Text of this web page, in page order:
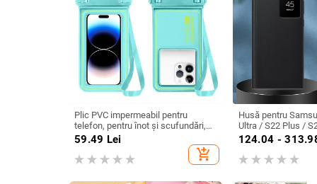
Plic PVC impermeabil pentru
telefon, pentru înot și scufundări,
compatibil ecran tactil, pungă
sigilată
59.49 Lei
add_shopping_cart
Husă pentru
Ultra / S22 Plus /
inteligentă și
fără capac
124.04 -